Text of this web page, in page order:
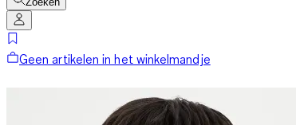
Geen artikelen in het winkelmandje